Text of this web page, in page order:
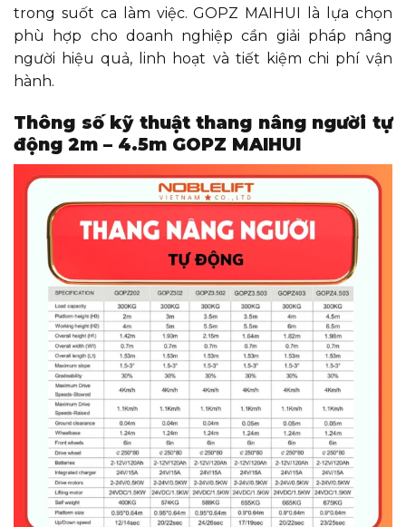
trong suốt ca làm việc. GOPZ MAIHUI là lựa chọn
phù hợp cho doanh nghiệp cần giải pháp nâng
người hiệu quả, linh hoạt và tiết kiệm chi phí vận
hành.
Thông số kỹ thuật thang nâng người tự
động 2m – 4.5m GOPZ MAIHUI